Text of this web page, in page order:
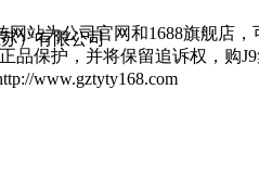
网站为公司官网和1688旗舰店，
品保护，并将保留追诉权，购
www.gztyty168.com